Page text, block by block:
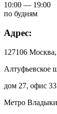
10:00 — 19:00
по будням
Адрес:
127106 Москва,
Алтуфьевское
дом 27, офис
Метро